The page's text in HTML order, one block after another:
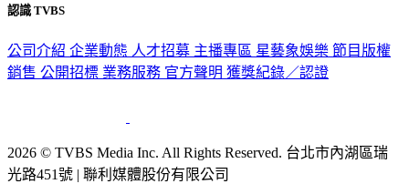
認識 TVBS
公司介紹 企業動態 人才招募 主播專區 星藝象娛樂 節目版權
銷售 公開招標 業務服務 官方聲明 獲獎紀錄／認證
2026 © TVBS Media Inc. All Rights Reserved. 台北市內湖區瑞
光路451號 | 聯利媒體股份有限公司